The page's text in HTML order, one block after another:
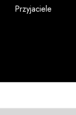
Przyjaciele